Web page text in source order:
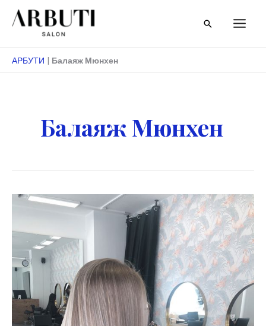
Преминете
към
съдържанието
Търсене
АРБУТИ | Балаяж Мюнхен
Балаяж Мюнхен